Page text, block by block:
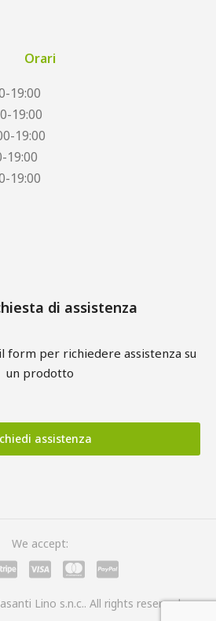
Orari
19:00
19:00
19:00
19:00
19:00
di assistenza
form per richiedere assistenza su
un prodotto
assistenza
Lino s.n.c.. All rights reserved.
We accept: